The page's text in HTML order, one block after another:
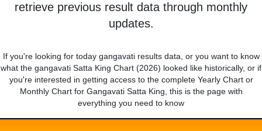
retrieve previous result data through monthly
updates.
If you're looking for today gangavati results data, or you want to know
what the gangavati Satta King Chart (2026) looked like historically, or if
you're interested in getting access to the complete Yearly Chart or
Monthly Chart for Gangavati Satta King, this is the page with
everything you need to know